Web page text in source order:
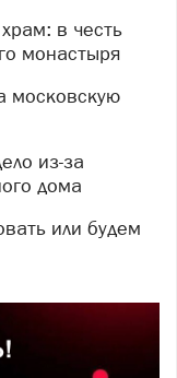
монастыря
дома